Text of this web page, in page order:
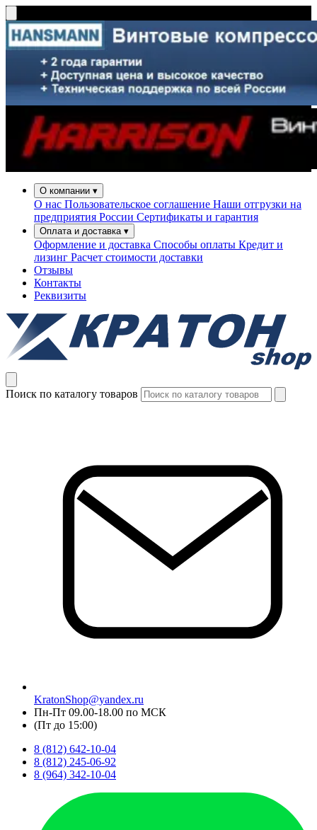
О компании ▾
О нас Пользовательское соглашение Наши отгрузки на
предприятия России Сертификаты и гарантия
Оплата и доставка ▾
Оформление и доставка Способы оплаты Кредит и
лизинг Расчет стоимости доставки
Отзывы
Контакты
Реквизиты
Поиск по каталогу товаров
KratonShop@yandex.ru
Пн-Пт 09.00-18.00 по МСК
(Пт до 15:00)
8 (812) 642-10-04
8 (812) 245-06-92
8 (964) 342-10-04